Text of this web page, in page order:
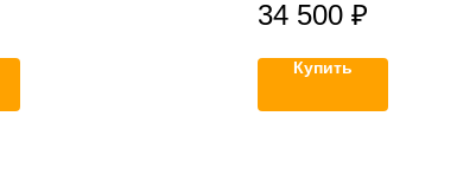
34 500 ₽
Купить